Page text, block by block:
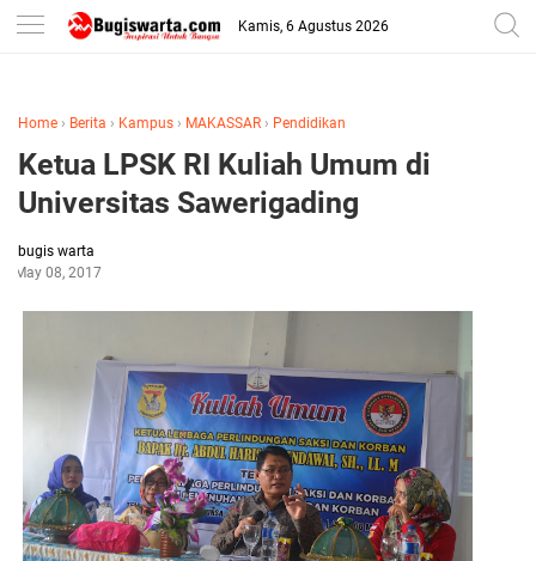
-->
Kamis, 6 Agustus 2026
Home › Berita › Kampus › MAKASSAR › Pendidikan
Ketua LPSK RI Kuliah Umum di
Universitas Sawerigading
bugis warta
May 08, 2017